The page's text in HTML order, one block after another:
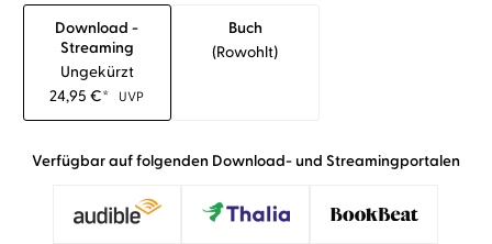
Download -
Streaming
Ungekürzt
24,95€* UVP
Buch
(rowohlt)
Verfügbar auf folgenden Download- und Streamingportalen